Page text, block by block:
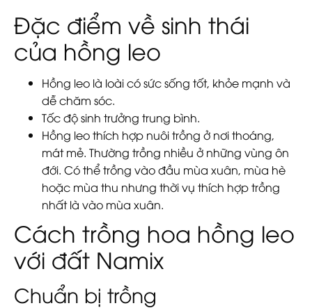
Đặc điểm về sinh thái
của hồng leo
Hồng leo là loài có sức sống tốt, khỏe mạnh và
dễ chăm sóc.
Tốc độ sinh trưởng trung bình.
Hồng leo thích hợp nuôi trồng ở nơi thoáng,
mát mẻ. Thường trồng nhiều ở những vùng ôn
đới. Có thể trồng vào đầu mùa xuân, mùa hè
hoặc mùa thu nhưng thời vụ thích hợp trồng
nhất là vào mùa xuân.
Cách trồng hoa hồng leo
với đất Namix
Chuẩn bị trồng